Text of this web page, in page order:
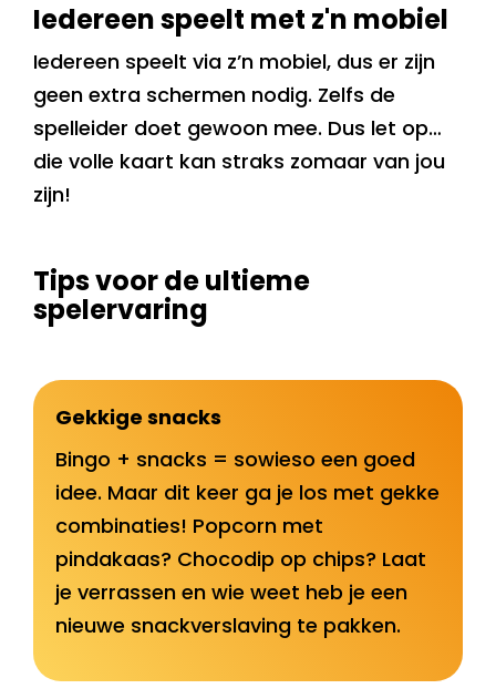
Iedereen speelt met z'n mobiel
Iedereen speelt via z’n mobiel, dus er zijn
geen extra schermen nodig. Zelfs de
spelleider doet gewoon mee. Dus let op…
die volle kaart kan straks zomaar van jou
zijn!
Tips voor de ultieme
spelervaring
Gekkige snacks
Bingo + snacks = sowieso een goed
idee. Maar dit keer ga je los met gekke
combinaties! Popcorn met
pindakaas? Chocodip op chips? Laat
je verrassen en wie weet heb je een
nieuwe snackverslaving te pakken.